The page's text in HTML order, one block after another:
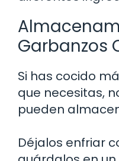
Garbanzos
Si has cocido
que necesitas,
pueden
Déjalos enfriar